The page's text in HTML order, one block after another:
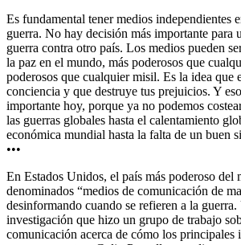
Es fundamental tener medios independientes
guerra. No hay decisión más importante para
guerra contra otro país. Los medios pueden
la paz en el mundo, más poderosos que
poderosos que cualquier misil. Es la idea que
conciencia y que destruye tus prejuicios. Y
importante hoy, porque ya no podemos
las guerras globales hasta el calentamiento
económica mundial hasta la falta de un buen
•••
En Estados Unidos, el país más poderoso del
denominados “medios de comunicación de
desinformando cuando se refieren a la
investigación que hizo un grupo de trabajo
comunicación acerca de cómo los